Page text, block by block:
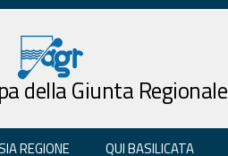
della Giunta Regionale
REGIONE QUI BASILICATA